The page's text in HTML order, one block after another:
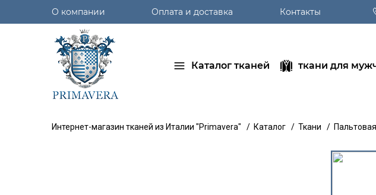
О компании Оплата и доставка Контакты
Каталог тканей ткани для
Интернет-магазин тканей из Италии "Primavera" / Каталог / Ткани /